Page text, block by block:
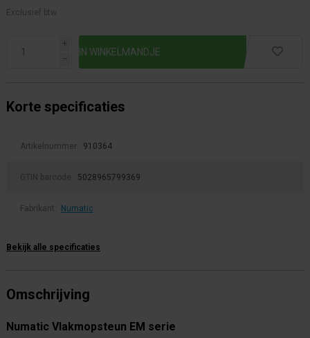
Exclusief btw.
i
h
Korte specificaties
Artikelnummer: 910364
GTIN barcode: 5028965799369
Fabrikant: Numatic
Bekijk alle specificaties
Omschrijving
Numatic Vlakmopsteun EM serie